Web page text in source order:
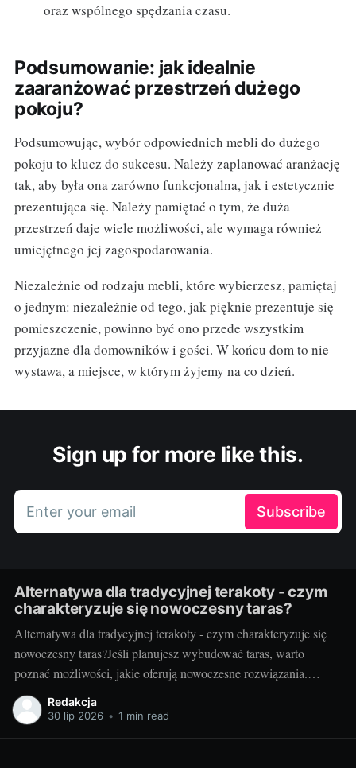
oraz wspólnego spędzania czasu.
Podsumowanie: jak idealnie
zaaranżować przestrzeń dużego
pokoju?
Podsumowując, wybór odpowiednich mebli do dużego
pokoju to klucz do sukcesu. Należy zaplanować aranżację
tak, aby była ona zarówno funkcjonalna, jak i estetycznie
prezentująca się. Należy pamiętać o tym, że duża
przestrzeń daje wiele możliwości, ale wymaga również
umiejętnego jej zagospodarowania.
Niezależnie od rodzaju mebli, które wybierzesz, pamiętaj
o jednym: niezależnie od tego, jak pięknie prezentuje się
pomieszczenie, powinno być ono przede wszystkim
przyjazne dla domowników i gości. W końcu dom to nie
wystawa, a miejsce, w którym żyjemy na co dzień.
Sign up for more like this.
Enter your email Subscribe
Alternatywa dla tradycyjnej terakoty - czym
charakteryzuje się nowoczesny taras?
Alternatywa dla tradycyjnej terakoty - czym charakteryzuje się
nowoczesny taras?Jeśli planujesz wybudować taras, warto
poznać możliwości, jakie oferują nowoczesne rozwiązania.
Można przecież zdecydować się na coś więcej niż tylko
tradycyjną terakotę. Ale jak wygląda nowoczesny taras i dlaczego
Redakcja
30 lip 2026 • 1 min read